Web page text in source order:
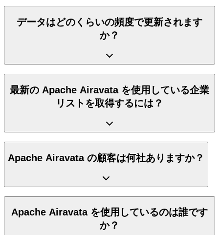
データはどのくらいの頻度で更新されます
か？
最新の Apache Airavata を使用している企業
リストを取得するには？
Apache Airavata の顧客は何社ありますか？
Apache Airavata を使用しているのは誰です
か？